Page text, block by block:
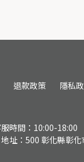
退款政策 隱私
時間：10:00-18:00
地址：500 彰化縣彰